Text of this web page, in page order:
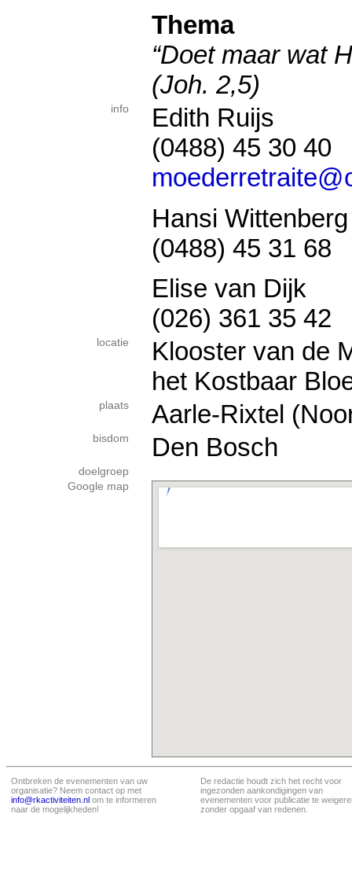
Thema
“Doet maar wat
(Joh. 2,5)
info
Edith Ruijs
(0488) 45 30 40
Hansi Wittenberg
(0488) 45 31 68
Elise van Dijk
(026) 361 35 42
locatie
Klooster van de
het Kostbaar
plaats Aarle-Rixtel
bisdom Den Bosch
doelgroep
Google map
Ontbreken de evenementen van uw
organisatie? Neem contact op met
info@rkactiviteiten.nl om te informeren
naar de mogelijkheden!
De redactie houdt zich het recht voor
ingezonden aankondigingen van
evenementen voor publicatie te
zonder opgaaf van redenen.